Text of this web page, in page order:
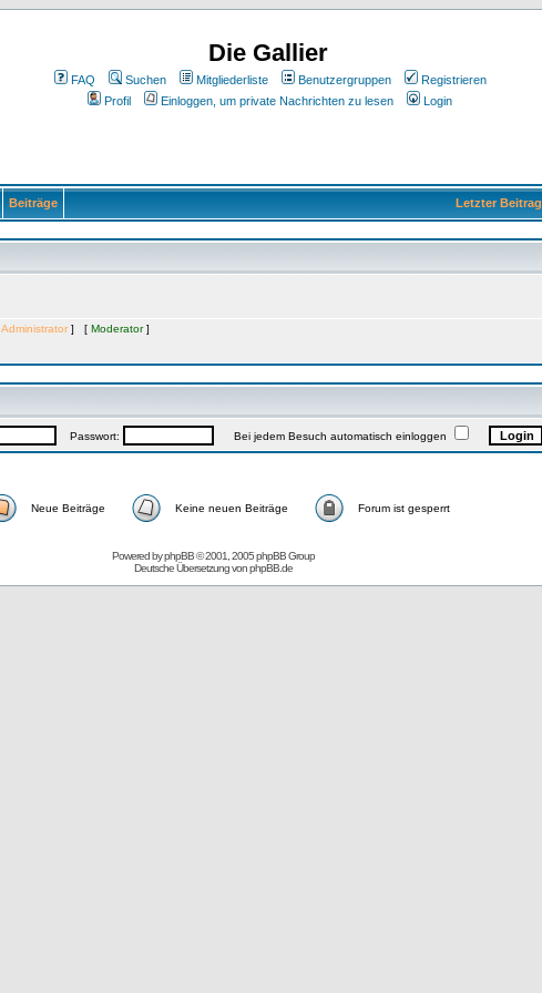
Die Gallier
FAQ Suchen Mitgliederliste Benutzergruppen
Registrieren
Profil
Einloggen, um private Nachrichten zu lesen Login
Beiträge Letzter Beitrag
Administrator ] [ Moderator]
Passwort: Bei jedem Besuch automatisch einloggen
Neue Beiträge Keine neuen Beiträge Forum ist gesperrt
Powered byphpBB© 2001, 2005 phpBB Group
Deutsche Übersetzung vonphpBB.de